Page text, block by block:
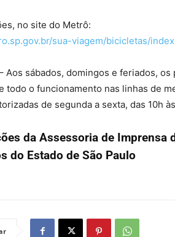
no site do Metrô:
sua-viagem/bicicletas/
Aos sábados, domingos e feriados,
todo o funcionamento nas linhas de
de segunda a sexta, das 10h
da Assessoria de Imprensa
do Estado de São Paulo